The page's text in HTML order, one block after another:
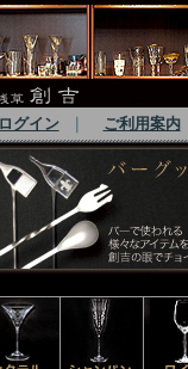
グイン｜ ご利用案内